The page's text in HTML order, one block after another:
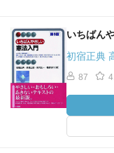
いちばん
初宿正典
87